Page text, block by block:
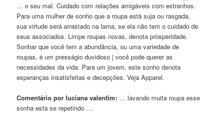
… o seu mal. Cuidado com relações amigáveis ​​com estranhos.
Para uma mulher de sonho que a roupa está suja ou rasgada,
sua virtude será arrastado na lama, se ela não tem o cuidado de
seus associados. Limpe roupas novas, denota prosperidade.
Sonhar que você tem a abundância, ou uma variedade de
roupas, é um presságio duvidoso | você pode querer as
necessidades da vida. Para um jovem, este sonho denota
esperanças insatisfeitas e decepções. Veja Apparel.
Comentário por luciana valentim: … lavando muita roupa esse
sonha esta se repetindo …